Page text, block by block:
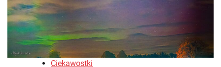
Ciekawostki